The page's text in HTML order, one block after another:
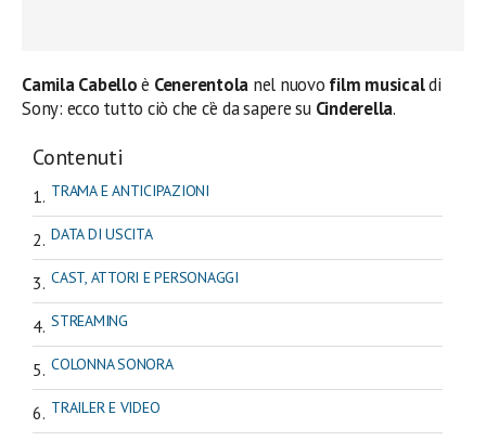
Camila Cabelloè Cenerentola nel nuovo film musicaldi
Sony: ecco tutto ciò che c’è da sapere su Cinderella.
Contenuti
TRAMA E ANTICIPAZIONI
DATA DI USCITA
CAST, ATTORI E PERSONAGGI
STREAMING
COLONNA SONORA
TRAILER E VIDEO